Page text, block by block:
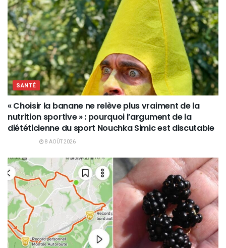
SANTÉ
« Choisir la banane ne relève plus vraiment de la
nutrition sportive » : pourquoi l’argument de la
diététicienne du sport Nouchka Simic est discutable
8 AOÛT 2026